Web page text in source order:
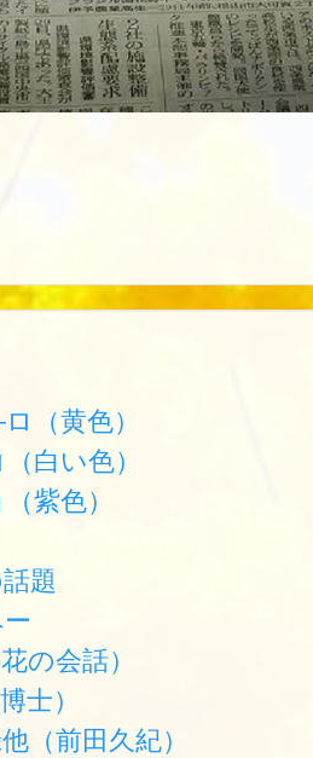
（黄色）
白い色）
紫色）
題
の会話）
士）
（前田久紀）